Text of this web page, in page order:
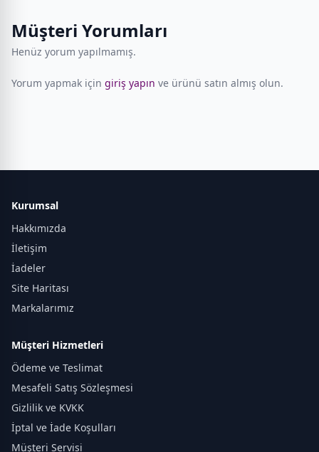
Müşteri Yorumları
Henüz yorum yapılmamış.
Yorum yapmak için giriş yapın ve ürünü satın almış olun.
Kurumsal
Hakkımızda
İletişim
İadeler
Site Haritası
Markalarımız
Müşteri Hizmetleri
Ödeme ve Teslimat
Mesafeli Satış Sözleşmesi
Gizlilik ve KVKK
İptal ve İade Koşulları
Müşteri Servisi